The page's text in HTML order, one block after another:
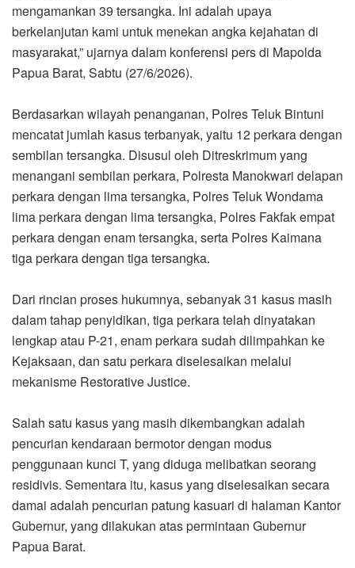
mengamankan 39 tersangka. Ini adalah upaya
berkelanjutan kami untuk menekan angka kejahatan di
masyarakat,” ujarnya dalam konferensi pers di Mapolda
Papua Barat, Sabtu (27/6/2026).
Berdasarkan wilayah penanganan, Polres Teluk Bintuni
mencatat jumlah kasus terbanyak, yaitu 12 perkara dengan
sembilan tersangka. Disusul oleh Ditreskrimum yang
menangani sembilan perkara, Polresta Manokwari delapan
perkara dengan lima tersangka, Polres Teluk Wondama
lima perkara dengan lima tersangka, Polres Fakfak empat
perkara dengan enam tersangka, serta Polres Kaimana
tiga perkara dengan tiga tersangka.
Dari rincian proses hukumnya, sebanyak 31 kasus masih
dalam tahap penyidikan, tiga perkara telah dinyatakan
lengkap atau P-21, enam perkara sudah dilimpahkan ke
Kejaksaan, dan satu perkara diselesaikan melalui
mekanisme Restorative Justice.
Salah satu kasus yang masih dikembangkan adalah
pencurian kendaraan bermotor dengan modus
penggunaan kunci T, yang diduga melibatkan seorang
residivis. Sementara itu, kasus yang diselesaikan secara
damai adalah pencurian patung kasuari di halaman Kantor
Gubernur, yang dilakukan atas permintaan Gubernur
Papua Barat.